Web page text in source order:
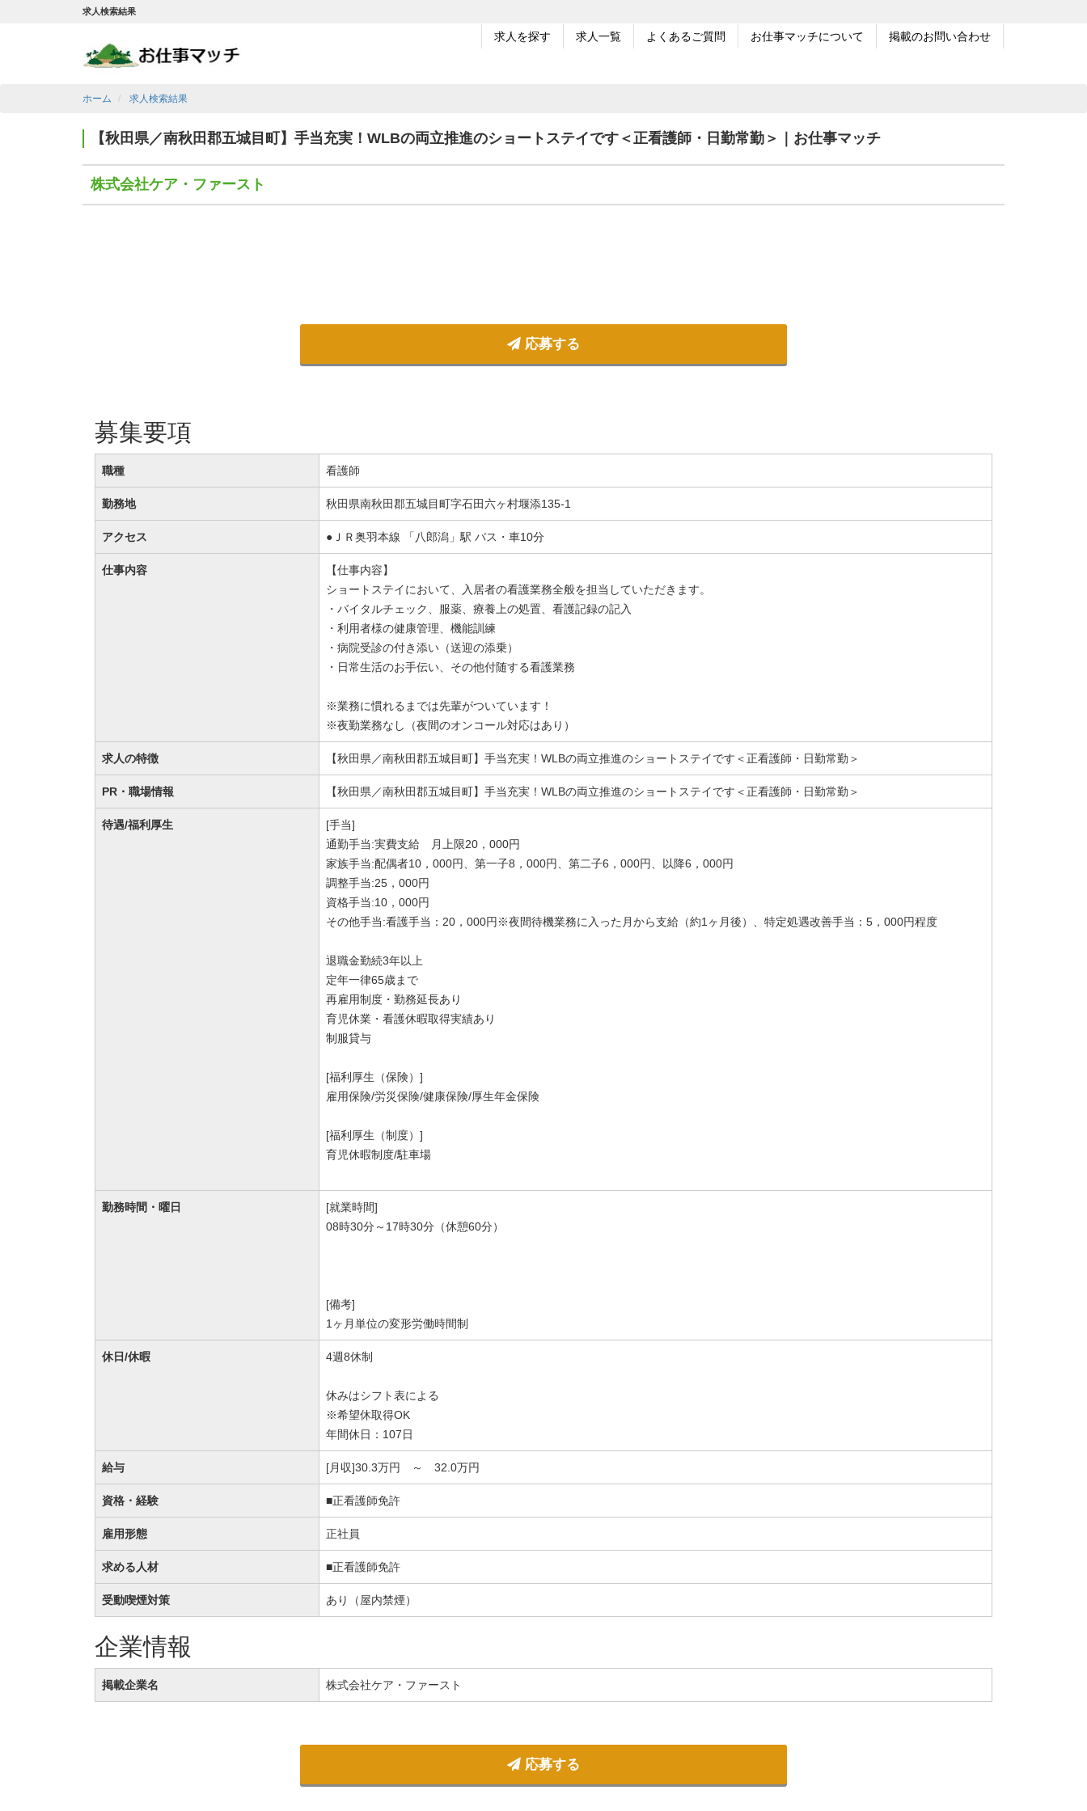
求人検索結果
求人を探す 求人一覧 よくあるご質問 お仕事マッチについて 掲載のお問い合わせ
ホーム 求人検索結果
【秋田県／南秋田郡五城目町】手当充実！WLBの両立推進のショートステイです＜正看護師・日勤常勤＞｜お仕事マッチ
株式会社ケア・ファースト
応募する
募集要項
職種 看護師
勤務地 秋田県南秋田郡五城目町字石田六ヶ村堰添135-1
アクセス ●ＪＲ奥羽本線 「八郎潟」駅 バス・車10分
仕事内容
【仕事内容】
ショートステイにおいて、入居者の看護業務全般を担当していただきます。
・バイタルチェック、服薬、療養上の処置、看護記録の記入
・利用者様の健康管理、機能訓練
・病院受診の付き添い（送迎の添乗）
・日常生活のお手伝い、その他付随する看護業務
※業務に慣れるまでは先輩がついています！
※夜勤業務なし（夜間のオンコール対応はあり）
求人の特徴 【秋田県／南秋田郡五城目町】手当充実！WLBの両立推進のショートステイです＜正看護師・日勤常勤＞
PR・職場情報 【秋田県／南秋田郡五城目町】手当充実！WLBの両立推進のショートステイです＜正看護師・日勤常勤＞
待遇/福利厚生
[手当]
通勤手当:実費支給 月上限20，000円
家族手当:配偶者10，000円、第一子8，000円、第二子6，000円、以降6，000円
調整手当:25，000円
資格手当:10，000円
その他手当:看護手当：20，000円※夜間待機業務に入った月から支給（約1ヶ月後）、特定処遇改善手当：5，000円程度
退職金勤続3年以上
定年一律65歳まで
再雇用制度・勤務延長あり
育児休業・看護休暇取得実績あり
制服貸与
[福利厚生（保険）]
雇用保険/労災保険/健康保険/厚生年金保険
[福利厚生（制度）]
育児休暇制度/駐車場
勤務時間・曜日
[就業時間]
08時30分～17時30分（休憩60分）
[備考]
1ヶ月単位の変形労働時間制
休日/休暇 4週8休制
休みはシフト表による
※希望休取得OK
年間休日：107日
給与 [月収]30.3万円 ～ 32.0万円
資格・経験 ■正看護師免許
雇用形態 正社員
求める人材 ■正看護師免許
受動喫煙対策 あり（屋内禁煙）
企業情報
掲載企業名 株式会社ケア・ファースト
応募する